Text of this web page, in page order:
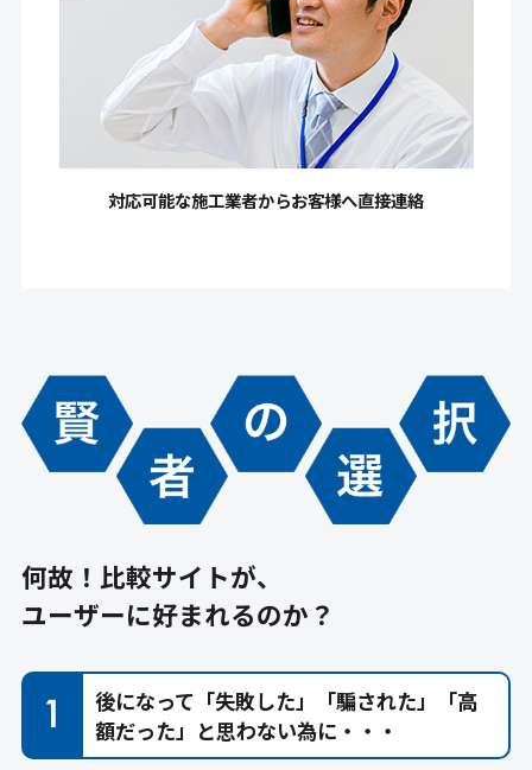
対応可能な施工業者からお客様へ直接連絡
何故！比較サイトが、
ユーザーに好まれるのか？
後になって「失敗した」「騙された」「高
額だった」と思わない為に・・・